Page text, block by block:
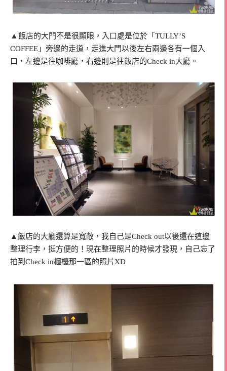
▲ 飯店的大門不是很顯眼，入口處是位於「TULLY’S
COFFEE」旁邊的走道，走進大門以後左右兩邊各有一個入
口，左邊是往咖啡廳，右邊則是往飯店的Check in大廳。
▲飯店的大廳還算是寬敞，我自己是Check out以後還在這邊
整理行李，挺方便的！現在整理照片的時候才發現，自己忘了
拍到Check in櫃檯那一區的照片XD